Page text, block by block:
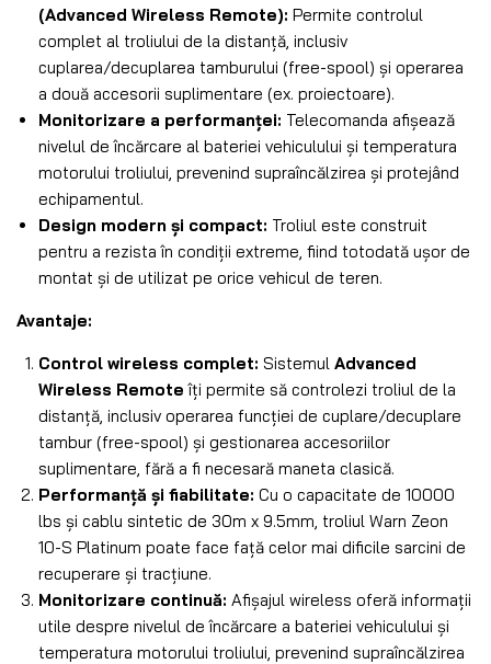
(Advanced Wireless Remote): Permite controlul
complet al troliului de la distanță, inclusiv
cuplarea/decuplarea tamburului (free-spool) și operarea
a două accesorii suplimentare (ex. proiectoare).
Monitorizare a performanței: Telecomanda afișează
nivelul de încărcare al bateriei vehiculului și temperatura
motorului troliului, prevenind supraîncălzirea și protejând
echipamentul.
Design modern și compact: Troliul este construit
pentru a rezista în condiții extreme, fiind totodată ușor de
montat și de utilizat pe orice vehicul de teren.
Avantaje:
Control wireless complet: Sistemul Advanced
Wireless Remote îți permite să controlezi troliul de la
distanță, inclusiv operarea funcției de cuplare/decuplare
tambur (free-spool) și gestionarea accesoriilor
suplimentare, fără a fi necesară maneta clasică.
Performanță și fiabilitate: Cu o capacitate de 10000
lbs și cablu sintetic de 30m x 9.5mm, troliul Warn Zeon
10-S Platinum poate face față celor mai dificile sarcini de
recuperare și tracțiune.
Monitorizare continuă: Afișajul wireless oferă informații
utile despre nivelul de încărcare a bateriei vehiculului și
temperatura motorului troliului, prevenind supraîncălzirea